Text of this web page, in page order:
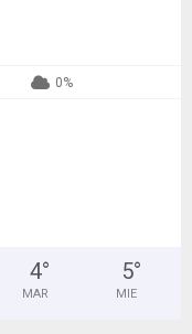
0%
4°
MAR
5°
MIE